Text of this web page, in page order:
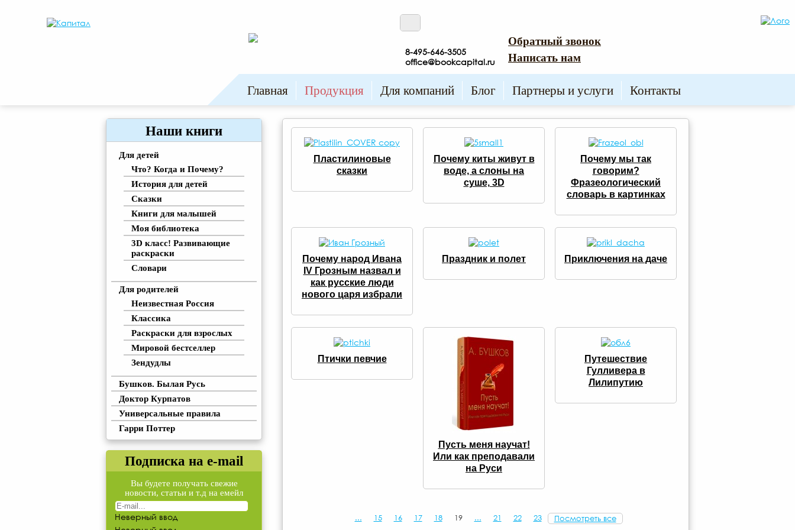
8-495-646-3505
office@bookcapital.ru
Обратный звонок
Написать нам
Главная Продукция Для компаний Блог Партнеры и услуги Контакты
Наши книги
Для детей
Что? Когда и Почему?
История для детей
Сказки
Книги для малышей
Моя библиотека
3D класс! Развивающие
раскраски
Словари
Для родителей
Неизвестная Россия
Классика
Раскраски для взрослых
Мировой бестселлер
Зендудлы
Бушков. Былая Русь
Доктор Курпатов
Универсальные правила
Гарри Поттер
Подписка на e-mail
Вы будете получать свежие
новости, статьи и т.д на емейл
Неверный ввод
Пластилиновые
сказки
Почему киты живут в
воде, а слоны на
суше, 3D
Почему мы так
говорим?
Фразеологический
словарь в картинках
Почему народ Ивана
IV Грозным назвал и
как русские люди
нового царя избрали
Праздник и полет Приключения на даче
Птички певчие
Пусть меня научат!
Или как преподавали
на Руси
Путешествие
Гулливера в
Лилипутию
... 15 16 17 18 19 ... 21 22 23 Посмотреть все